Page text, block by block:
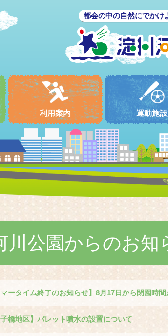
都会の中の自然にでかけ
利用案内 運動施設
川公園からのお知
マータイム終了のお知らせ】8月17日から閉園時
子橋地区】パレット噴水の設置について